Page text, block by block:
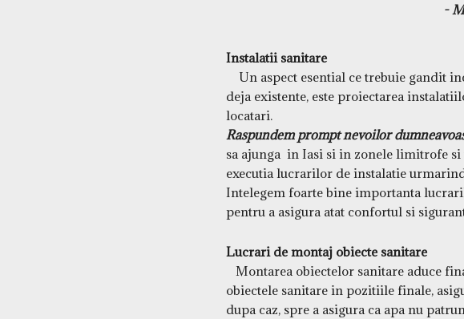
-
Instalatii sanitare
Un aspect esential ce trebuie gandit
deja existente, este proiectarea
locatari.
Raspundem prompt nevoilor
sa ajunga in Iasi si in zonele limitrofe
executia lucrarilor de instalatie
Intelegem foarte bine importanta
pentru a asigura atat confortul si
Lucrari de montaj obiecte sanitare
Montarea obiectelor sanitare aduce
obiectele sanitare in pozitiile finale,
dupa caz, spre a asigura ca apa nu